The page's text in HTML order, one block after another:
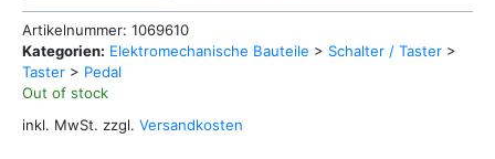
Menge
Artikelnummer: 1069610
Kategorien: Elektromechanische Bauteile > Schalter / Taster >
Taster > Pedal
Out of stock
inkl. MwSt. zzgl. Versandkosten